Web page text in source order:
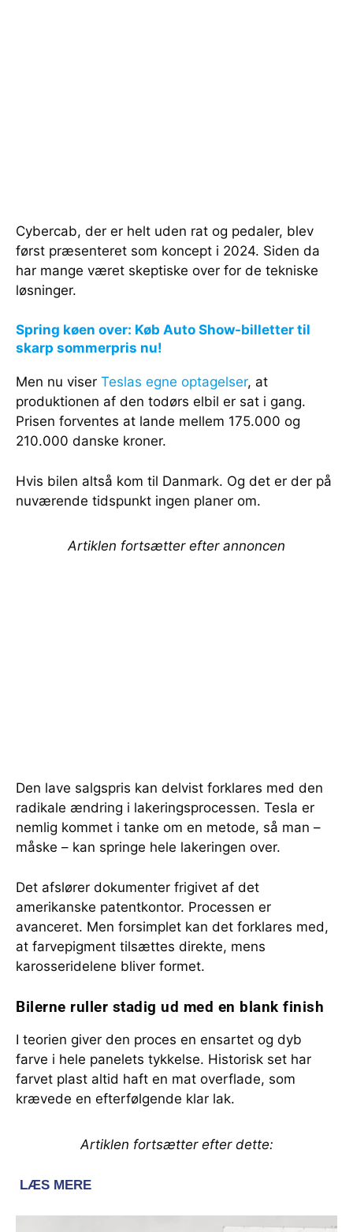
Cybercab, der er helt uden rat og pedaler, blev
først præsenteret som koncept i 2024. Siden da
har mange været skeptiske over for de tekniske
løsninger.
Spring køen over: Køb Auto Show-billetter til
skarp sommerpris nu!
Men nu viser Teslas egne optagelser, at
produktionen af den todørs elbil er sat i gang.
Prisen forventes at lande mellem 175.000 og
210.000 danske kroner.
Hvis bilen altså kom til Danmark. Og det er der på
nuværende tidspunkt ingen planer om.
Artiklen fortsætter efter annoncen
Den lave salgspris kan delvist forklares med den
radikale ændring i lakeringsprocessen. Tesla er
nemlig kommet i tanke om en metode, så man –
måske – kan springe hele lakeringen over.
Det afslører dokumenter frigivet af det
amerikanske patentkontor. Processen er
avanceret. Men forsimplet kan det forklares med,
at farvepigment tilsættes direkte, mens
karosseridelene bliver formet.
Bilerne ruller stadig ud med en blank finish
I teorien giver den proces en ensartet og dyb
farve i hele panelets tykkelse. Historisk set har
farvet plast altid haft en mat overflade, som
krævede en efterfølgende klar lak.
Artiklen fortsætter efter dette: